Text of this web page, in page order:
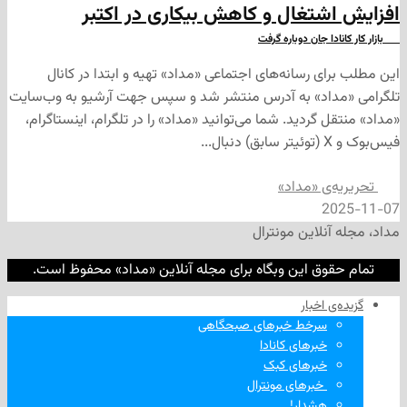
و کاهش بیکاری در اکتبر
جان دوباره گرفت
رسانه‌های اجتماعی «مداد» تهیه و ابتدا در کانال
به آدرس منتشر شد و سپس جهت آرشیو به وب‌سایت
گردید. شما می‌توانید «مداد» را در تلگرام، اینستاگرام،
«مداد»
مونترال
این وبگاه برای مجله آنلاین «مداد» محفوظ است.
اخبار
سرخط خبرهای صبحگاهی
خبرهای کانادا
خبرهای کبک
‌ خبرهای مونترال